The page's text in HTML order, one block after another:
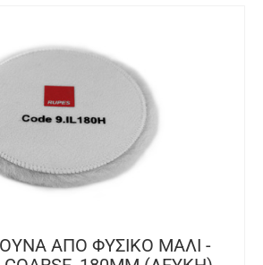
ΑΠΟ ΦΥΣΙΚΟ ΜΑΛΙ -